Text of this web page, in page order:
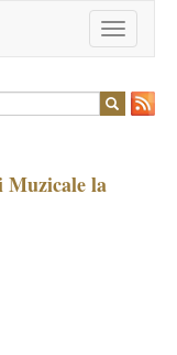
Toggle
navigation
Muzicale la